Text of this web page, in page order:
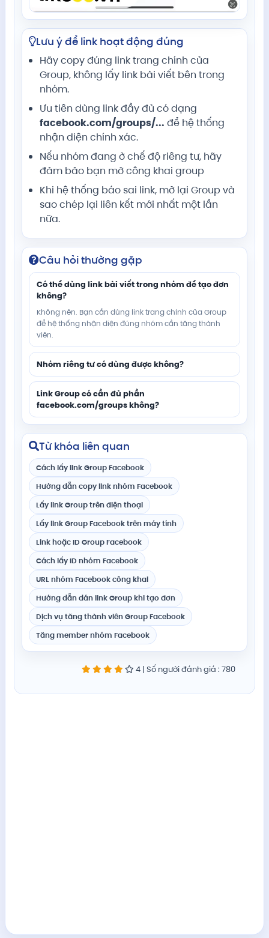
Lưu ý để link hoạt động đúng
Hãy copy đúng link trang chính của
Group, không lấy link bài viết bên trong
nhóm.
Ưu tiên dùng link đầy đủ có dạng
facebook.com/groups/... để hệ thống
nhận diện chính xác.
Nếu nhóm đang ở chế độ riêng tư, hãy
đảm bảo bạn mở công khai group
Khi hệ thống báo sai link, mở lại Group và
sao chép lại liên kết mới nhất một lần
nữa.
Câu hỏi thường gặp
Có thể dùng link bài viết trong nhóm để tạo đơn
không?
Không nên. Bạn cần dùng link trang chính của Group
để hệ thống nhận diện đúng nhóm cần tăng thành
viên.
Nhóm riêng tư có dùng được không?
Link Group có cần đủ phần
facebook.com/groups không?
Từ khóa liên quan
Cách lấy link Group Facebook
Hướng dẫn copy link nhóm Facebook
Lấy link Group trên điện thoại
Lấy link Group Facebook trên máy tính
Link hoặc ID Group Facebook
Cách lấy ID nhóm Facebook
URL nhóm Facebook công khai
Hướng dẫn dán link Group khi tạo đơn
Dịch vụ tăng thành viên Group Facebook
Tăng member nhóm Facebook
4 | Số người đánh giá : 780